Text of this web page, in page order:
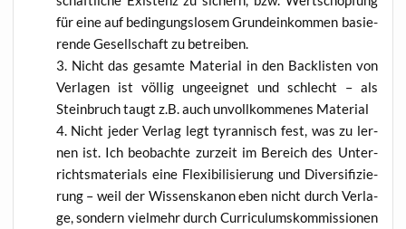
für eine auf bedin­gungs­lo­sem Grund­ein­kom­men basie­
ren­de Gesell­schaft zu betreiben.
Nicht das gesam­te Mate­ri­al in den Back­lis­ten von
Ver­la­gen ist völ­lig unge­eig­net und schlecht – als
Stein­bruch taugt z.B. auch unvoll­kom­me­nes Material
Nicht jeder Ver­lag legt tyran­nisch fest, was zu ler­
nen ist. Ich beob­ach­te zur­zeit im Bereich des Unter­
richts­ma­te­ri­als eine Fle­xi­bi­li­sie­rung und Diver­si­fi­zie­
rung – weil der Wis­sens­ka­non eben nicht durch Ver­la­
ge, son­dern viel­mehr durch Cur­ri­cu­lums­kom­mis­sio­nen